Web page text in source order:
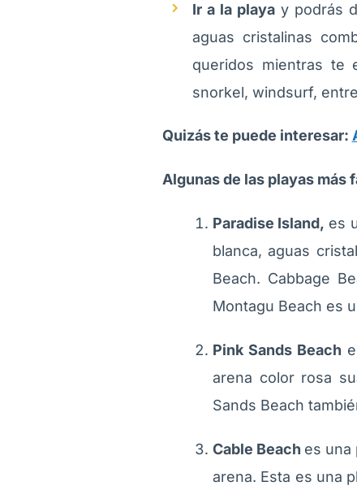
Ir a la playa y podrás
aguas cristalinas
queridos mientras te
snorkel, windsurf,
Quizás te puede interesar:
Algunas de las playas más
Paradise Island, es
blanca, aguas
Beach. Cabbage
Montagu Beach es
Pink Sands Beach
arena color rosa
Sands Beach
Cable Beach es una
arena. Esta es una